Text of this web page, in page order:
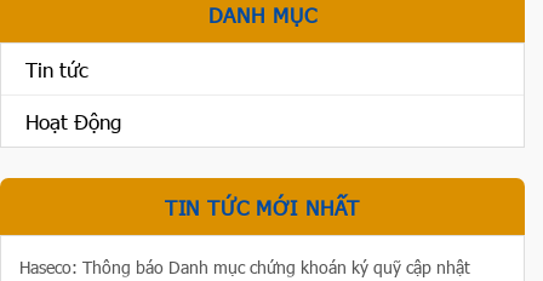
DANH MỤC
Tin tức
Hoạt Động
TIN TỨC MỚI NHẤT
Haseco: Thông báo Danh mục chứng khoán ký quỹ cập nhật